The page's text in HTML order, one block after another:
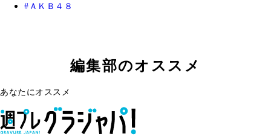
ＡＫＢ４８
編集部のオススメ
あなたにオススメ